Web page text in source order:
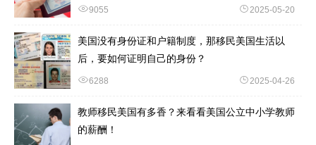
9055 2025-05-20
美国没有身份证和户籍制度，那移民美国生活以
后，要如何证明自己的身份？
6288 2025-04-26
教师移民美国有多香？来看看美国公立中小学教师
的薪酬！